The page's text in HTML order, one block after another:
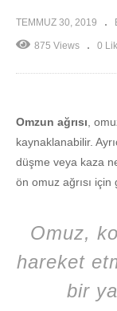
TEMMUZ 30, 2019
875 Views 0
Omzun ağrısı ,
kaynaklanabilir.
düşme veya kaza
ön omuz ağrısı için
Omuz,
hareket
bir